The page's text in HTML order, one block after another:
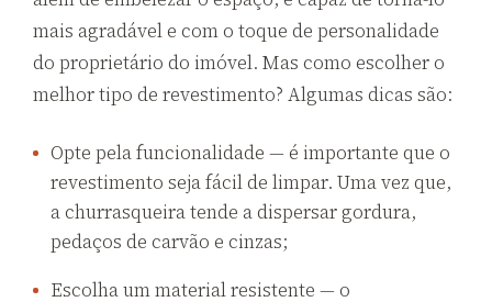
mais agradável e com o toque de personalidade
do proprietário do imóvel. Mas como escolher o
melhor tipo de revestimento? Algumas dicas são:
Opte pela funcionalidade — é importante que o
revestimento seja fácil de limpar. Uma vez que,
a churrasqueira tende a dispersar gordura,
pedaços de carvão e cinzas;
Escolha um material resistente — o